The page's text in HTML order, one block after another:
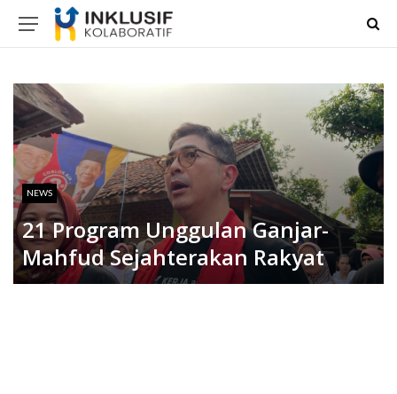
NEWS
21 Program Unggulan Ganjar-
Mahfud Sejahterakan Rakyat